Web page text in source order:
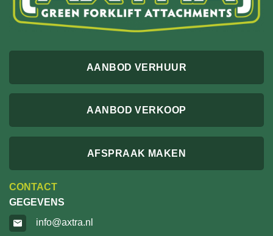
AANBOD VERHUUR
AANBOD VERKOOP
AFSPRAAK MAKEN
CONTACT
GEGEVENS
info@axtra.nl